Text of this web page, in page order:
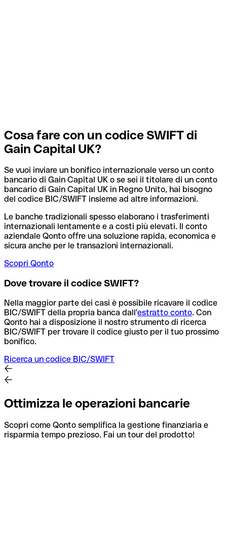
Cosa fare con un codice SWIFT di
Gain Capital UK?
Se vuoi inviare un bonifico internazionale verso un conto
bancario di Gain Capital UK o se sei il titolare di un conto
bancario di Gain Capital UK in Regno Unito, hai bisogno
del codice BIC/SWIFT insieme ad altre informazioni.
Le banche tradizionali spesso elaborano i trasferimenti
internazionali lentamente e a costi più elevati. Il conto
aziendale Qonto offre una soluzione rapida, economica e
sicura anche per le transazioni internazionali.
Scopri Qonto
Dove trovare il codice SWIFT?
Nella maggior parte dei casi è possibile ricavare il codice
BIC/SWIFT della propria banca dall'estratto conto. Con
Qonto hai a disposizione il nostro strumento di ricerca
BIC/SWIFT per trovare il codice giusto per il tuo prossimo
bonifico.
Ricerca un codice BIC/SWIFT
Ottimizza le operazioni bancarie
Scopri come Qonto semplifica la gestione finanziaria e
risparmia tempo prezioso. Fai un tour del prodotto!